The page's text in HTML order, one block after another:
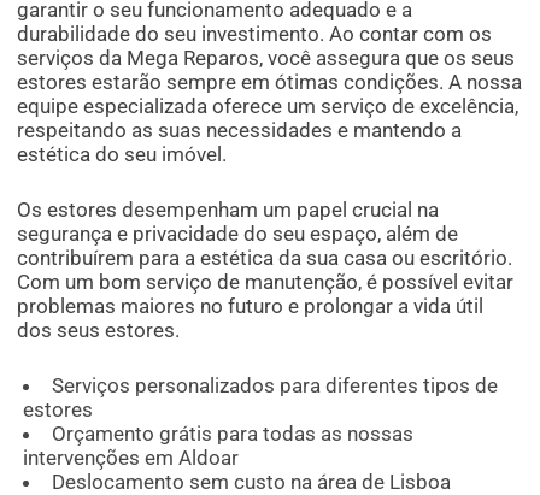
garantir o seu funcionamento adequado e a
durabilidade do seu investimento. Ao contar com os
serviços da Mega Reparos, você assegura que os seus
estores estarão sempre em ótimas condições. A nossa
equipe especializada oferece um serviço de excelência,
respeitando as suas necessidades e mantendo a
estética do seu imóvel.
Os estores desempenham um papel crucial na
segurança e privacidade do seu espaço, além de
contribuírem para a estética da sua casa ou escritório.
Com um bom serviço de manutenção, é possível evitar
problemas maiores no futuro e prolongar a vida útil
dos seus estores.
Serviços personalizados para diferentes tipos de
estores
Orçamento grátis para todas as nossas
intervenções em Aldoar
Deslocamento sem custo na área de Lisboa